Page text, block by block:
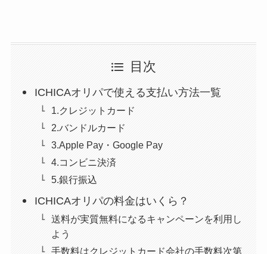
目次
ICHICAオリパで使える支払い方法一覧
1.クレジットカード
2.バンドルカード
3.Apple Pay・Google Pay
4.コンビニ決済
5.銀行振込
ICHICAオリパの料金はいくら？
送料が実質無料になるキャンペーンを利用し
よう
手数料はクレジットカード会社の手数料次第